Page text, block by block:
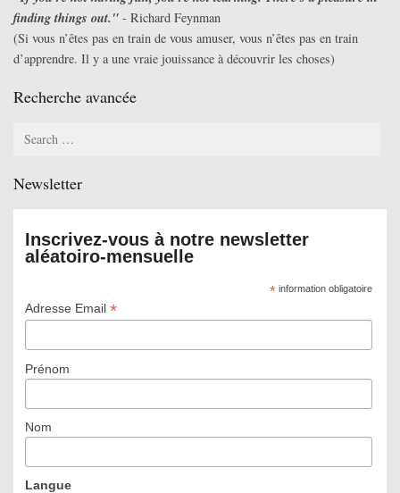
finding things out." - Richard Feynman
(Si vous n’êtes pas en train de vous amuser, vous n’êtes pas en train
d’apprendre. Il y a une vraie jouissance à découvrir les choses)
Recherche avancée
Newsletter
Inscrivez-vous à notre newsletter
aléatoiro-mensuelle
*information obligatoire
Adresse Email *
Prénom
Nom
Langue